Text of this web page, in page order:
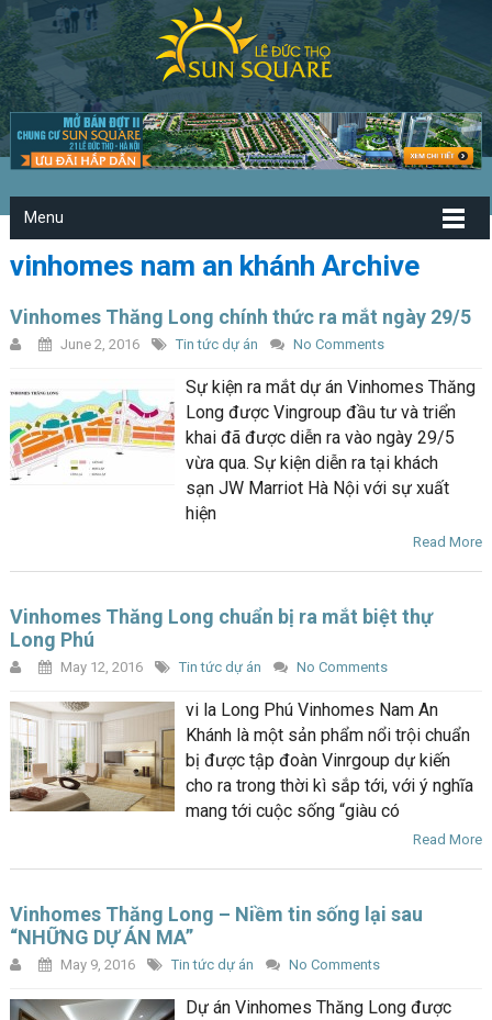
Menu
vinhomes nam an khánh Archive
Vinhomes Thăng Long chính thức ra mắt ngày 29/5
June 2, 2016 Tin tức dự án No Comments
Sự kiện ra mắt dự án Vinhomes Thăng
Long được Vingroup đầu tư và triển
khai đã được diễn ra vào ngày 29/5
vừa qua. Sự kiện diễn ra tại khách
sạn JW Marriot Hà Nội với sự xuất
hiện
Read More
Vinhomes Thăng Long chuẩn bị ra mắt biệt thự
Long Phú
May 12, 2016 Tin tức dự án No Comments
vi la Long Phú Vinhomes Nam An
Khánh là một sản phẩm nổi trội chuẩn
bị được tập đoàn Vinrgoup dự kiến
cho ra trong thời kì sắp tới, với ý nghĩa
mang tới cuộc sống “giàu có
Read More
Vinhomes Thăng Long – Niềm tin sống lại sau
“NHỮNG DỰ ÁN MA”
May 9, 2016 Tin tức dự án No Comments
Dự án Vinhomes Thăng Long được